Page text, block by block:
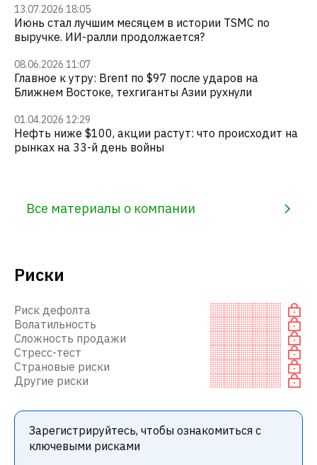
13.07.2026 18:05
Июнь стал лучшим месяцем в истории TSMC по
выручке. ИИ-ралли продолжается?
08.06.2026 11:07
Главное к утру: Brent по $97 после ударов на
Ближнем Востоке, техгиганты Азии рухнули
01.04.2026 12:29
Нефть ниже $100, акции растут: что происходит на
рынках на 33-й день войны
Все материалы о компании
Риски
Риск дефолта
Волатильность
Сложность продажи
Стресс-тест
Страновые риски
Другие риски
Зарегистрируйтесь, чтобы ознакомиться с
ключевыми рисками